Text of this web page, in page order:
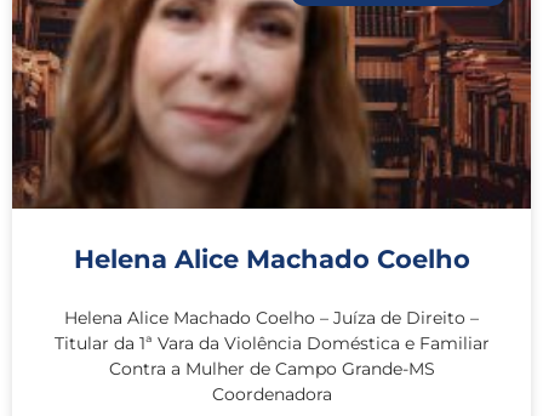
Helena Alice Machado Coelho
Helena Alice Machado Coelho – Juíza de Direito –
Titular da 1ª Vara da Violência Doméstica e Familiar
Contra a Mulher de Campo Grande-MS
Coordenadora